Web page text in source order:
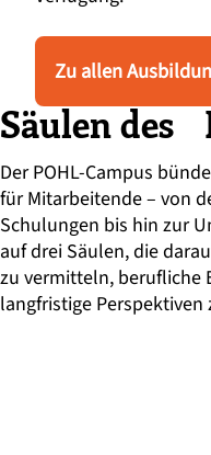
Zu allen
Säulen des
Der POHL-Campus
für Mitarbeitende – von
Schulungen bis hin zur
auf drei Säulen, die
zu vermitteln, berufliche
langfristige Perspektiven